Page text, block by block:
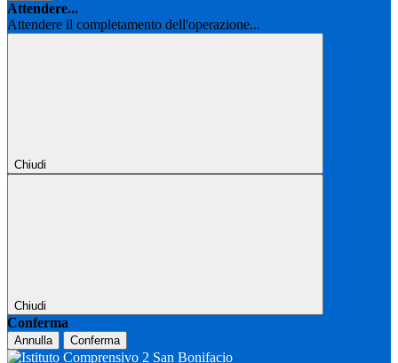
Attendere...
Attendere il completamento dell'operazione...
Chiudi
Chiudi
Conferma
Annulla Conferma